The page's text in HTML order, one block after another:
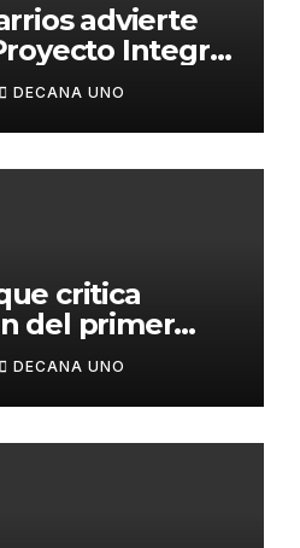
advierte
Integral
para
DECANA UNO
critica
del primer
de Keiko
DECANA UNO